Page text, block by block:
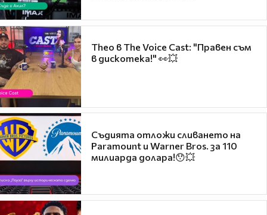
Theo в The Voice Cast: "Правен съм
в дискотека!" 👀💥
Съдията отложи сливането на
Paramount и Warner Bros. за 110
милиарда долара!😯💥